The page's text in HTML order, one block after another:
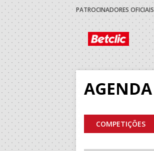
PATROCINADORES OFICIAIS
AGENDA
COMPETIÇÕES